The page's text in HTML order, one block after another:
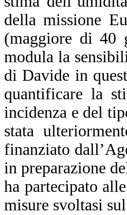
della missione
(maggiore di 40
modula la
di Davide in
quantificare la
incidenza e del
stata
finanziato
in preparazione
ha partecipato
misure svoltasi